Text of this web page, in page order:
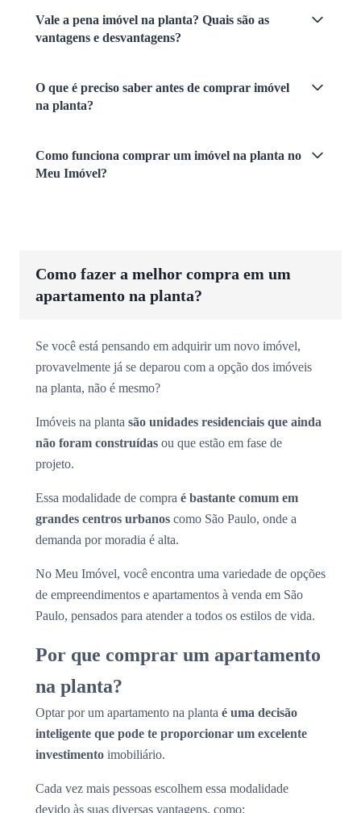
Vale a pena imóvel na planta? Quais são as
vantagens e desvantagens?
O que é preciso saber antes de comprar imóvel
na planta?
Como funciona comprar um imóvel na planta no
Meu Imóvel?
Como fazer a melhor compra em um
apartamento na planta?
Se você está pensando em adquirir um novo imóvel,
provavelmente já se deparou com a opção dos imóveis
na planta, não é mesmo?
Imóveis na planta são unidades residenciais que ainda
não foram construídas ou que estão em fase de
projeto.
Essa modalidade de compra é bastante comum em
grandes centros urbanos como São Paulo, onde a
demanda por moradia é alta.
No Meu Imóvel, você encontra uma variedade de opções
de empreendimentos e apartamentos à venda em São
Paulo, pensados para atender a todos os estilos de vida.
Por que comprar um apartamento
na planta?
Optar por um apartamento na planta é uma decisão
inteligente que pode te proporcionar um excelente
investimento imobiliário.
Cada vez mais pessoas escolhem essa modalidade
devido às suas diversas vantagens, como: